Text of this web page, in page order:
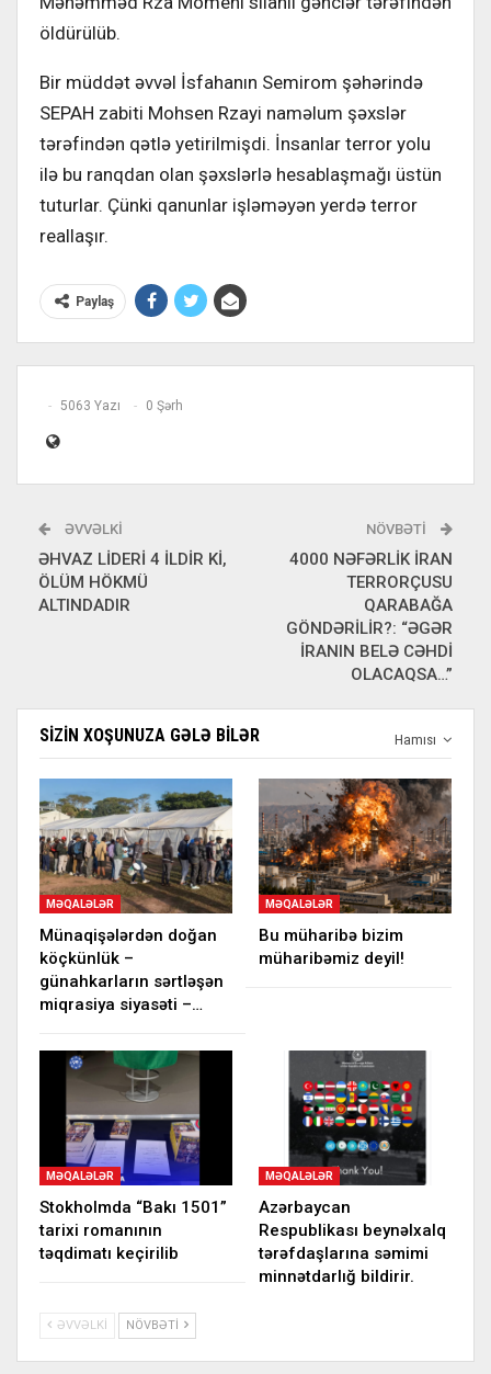
öldürülüb.
Bir müddət əvvəl İsfahanın Semirom şəhərində
SEPAH zabiti Mohsen Rzayi naməlum şəxslər
tərəfindən qətlə yetirilmişdi. İnsanlar terror yolu
ilə bu ranqdan olan şəxslərlə hesablaşmağı üstün
tuturlar. Çünki qanunlar işləməyən yerdə terror
reallaşır.
Paylaş
5063 Yazı 0 Şərh
ƏVVƏLKI
ƏHVAZ LİDERİ 4 İLDİR Kİ,
ÖLÜM HÖKMÜ
ALTINDADIR
NÖVBƏTI
4000 NƏFƏRLİK İRAN
TERRORÇUSU
QARABAĞA
GÖNDƏRİLİR?: “ƏGƏR
İRANIN BELƏ CƏHDİ
OLACAQSA…”
Hamısı
SIZIN XOŞUNUZA GƏLƏ BILƏR
MƏQALƏLƏR
Münaqişələrdən doğan
köçkünlük –
günahkarların sərtləşən
miqrasiya siyasəti –…
MƏQALƏLƏR
Bu müharibə bizim
müharibəmiz deyil!
MƏQALƏLƏR
Stokholmda “Bakı 1501”
tarixi romanının
təqdimatı keçirilib
MƏQALƏLƏR
Azərbaycan
Respublikası beynəlxalq
tərəfdaşlarına səmimi
minnətdarlığ bildirir.
ƏVVƏLKI NÖVBƏTI